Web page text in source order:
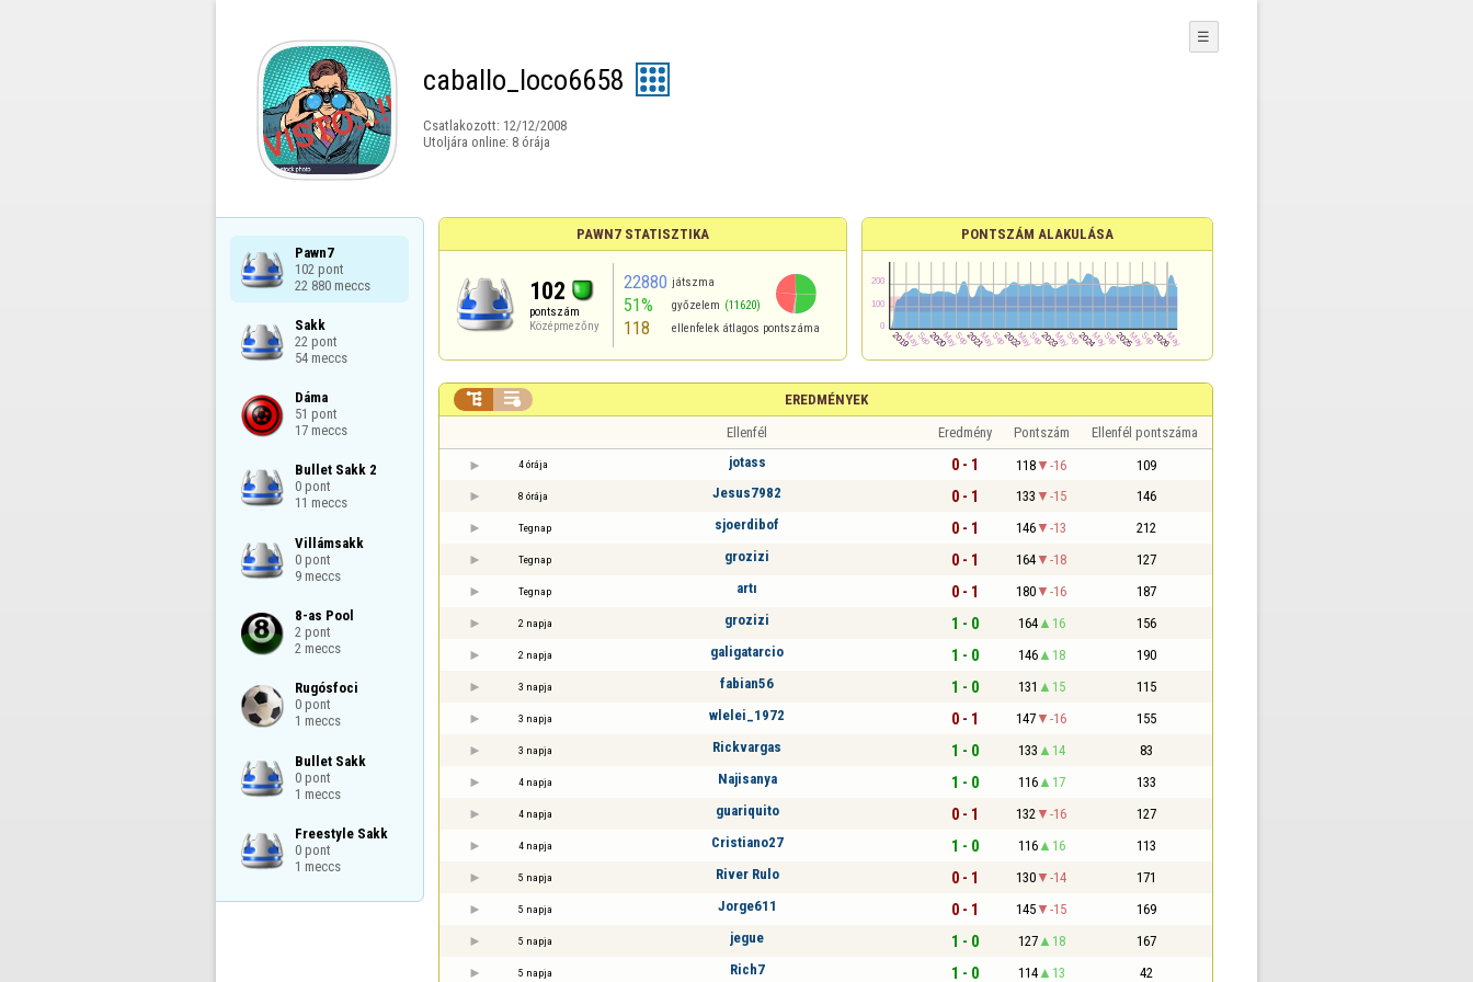
caballo_loco6658
Csatlakozott: 12/12/2008
Utoljára online: 8 órája
☰
Pawn7
102 pont
22 880 meccs
Sakk
22 pont
54 meccs
Dáma
51 pont
17 meccs
Bullet Sakk 2
0 pont
11 meccs
Villámsakk
0 pont
9 meccs
8-as Pool
2 pont
2 meccs
Rugósfoci
0 pont
1 meccs
Bullet Sakk
0 pont
1 meccs
Freestyle Sakk
0 pont
1 meccs
PAWN7 STATISZTIKA
102
pontszám
Középmezőny
22880 játszma
51% győzelem (11620)
118 ellenfelek átlagos pontszáma
PONTSZÁM ALAKULÁSA
EREDMÉNYEK
 
Ellenfél Eredmény Pontszám Ellenfél pontszáma
4 órája jotass 0 - 1 118 -16 109
8 órája Jesus7982 0 - 1 133 -15 146
Tegnap sjoerdibof 0 - 1 146 -13 212
Tegnap grozizi 0 - 1 164 -18 127
Tegnap artı 0 - 1 180 -16 187
2 napja grozizi 1 - 0 164 16 156
2 napja galigatarcio 1 - 0 146 18 190
3 napja fabian56 1 - 0 131 15 115
3 napja wlelei_1972 0 - 1 147 -16 155
3 napja Rickvargas 1 - 0 133 14 83
4 napja Najisanya 1 - 0 116 17 133
4 napja guariquito 0 - 1 132 -16 127
4 napja Cristiano27 1 - 0 116 16 113
5 napja River Rulo 0 - 1 130 -14 171
5 napja Jorge611 0 - 1 145 -15 169
5 napja jegue 1 - 0 127 18 167
5 napja Rich7 1 - 0 114 13 42